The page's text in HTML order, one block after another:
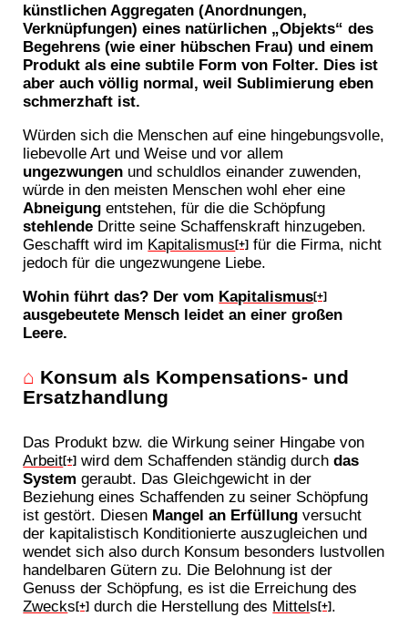
künstlichen Aggregaten (Anordnungen,
Verknüpfungen) eines natürlichen „Objekts“ des
Begehrens (wie einer hübschen Frau) und einem
Produkt als eine subtile Form von Folter. Dies ist
aber auch völlig normal, weil Sublimierung eben
schmerzhaft ist.
Würden sich die Menschen auf eine hingebungsvolle,
liebevolle Art und Weise und vor allem
ungezwungen und schuldlos einander zuwenden,
würde in den meisten Menschen wohl eher eine
Abneigung entstehen, für die die Schöpfung
stehlende Dritte seine Schaffenskraft hinzugeben.
Geschafft wird im Kapitalismus[+] für die Firma, nicht
jedoch für die ungezwungene Liebe.
Wohin führt das? Der vom Kapitalismus[+]
ausgebeutete Mensch leidet an einer großen
Leere.
⌂ Konsum als Kompensations- und
Ersatzhandlung
Das Produkt bzw. die Wirkung seiner Hingabe von
Arbeit[+] wird dem Schaffenden ständig durchdas
System geraubt. Das Gleichgewicht in der
Beziehung eines Schaffenden zu seiner Schöpfung
ist gestört. Diesen Mangel an Erfüllung versucht
der kapitalistisch Konditionierte auszugleichen und
wendet sich also durch Konsum besonders lustvollen
handelbaren Gütern zu. Die Belohnung ist der
Genuss der Schöpfung, es ist die Erreichung des
Zwecks[+] durch die Herstellung des Mittels[+].